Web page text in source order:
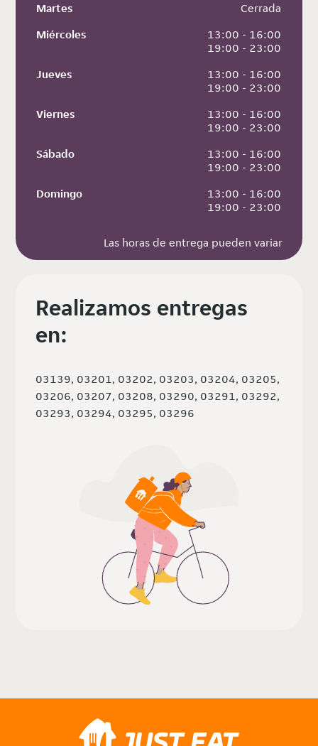
Martes
Cerrada
Miércoles
13:00 - 16:00
19:00 - 23:00
Jueves
13:00 - 16:00
19:00 - 23:00
Viernes
13:00 - 16:00
19:00 - 23:00
Sábado
13:00 - 16:00
19:00 - 23:00
Domingo
13:00 - 16:00
19:00 - 23:00
Las horas de entrega pueden variar
Realizamos entregas
en:
03139, 03201, 03202, 03203, 03204, 03205,
03206, 03207, 03208, 03290, 03291, 03292,
03293, 03294, 03295, 03296